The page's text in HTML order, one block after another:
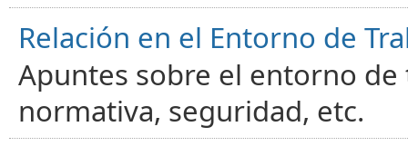
Relación en el Entorno de
Apuntes sobre el entorno
normativa, seguridad, etc.